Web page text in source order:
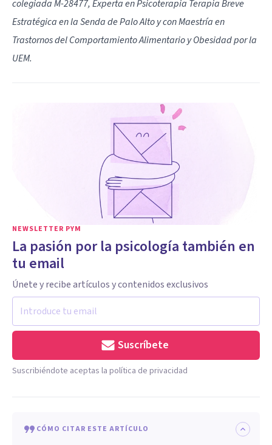
colegiada M-28477, Experta en Psicoterapia Terapia Breve
Estratégica en la Senda de Palo Alto y con Maestría en
Trastornos del Comportamiento Alimentario y Obesidad por la
UEM.
NEWSLETTER PYM
La pasión por la psicología también en
tu email
Únete y recibe artículos y contenidos exclusivos
Suscríbete
Suscribiéndote aceptas la política de privacidad
CÓMO CITAR ESTE ARTÍCULO